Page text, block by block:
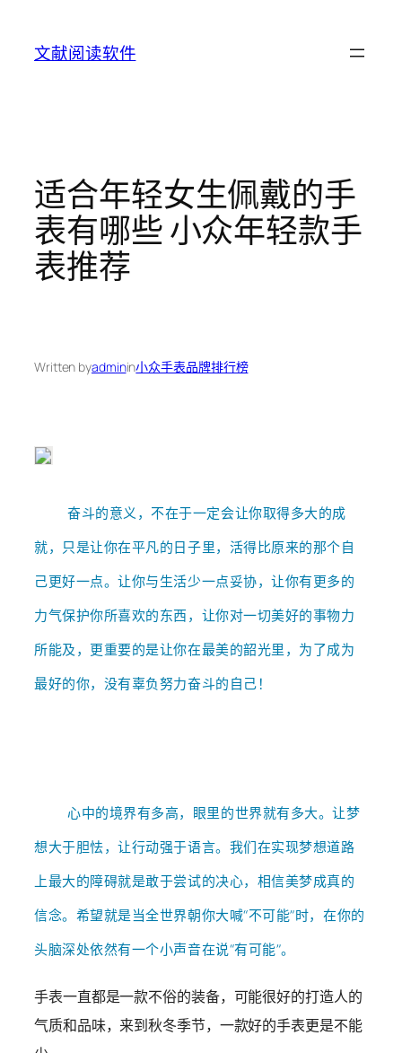
content
文献阅读软件
适合年轻女生佩戴的手
表有哪些 小众年轻款手
表推荐
Written byadminin小众手表品牌排行榜
奋斗的意义，不在于一定会让你取得多大的成
就，只是让你在平凡的日子里，活得比原来的那个自
己更好一点。让你与生活少一点妥协，让你有更多的
力气保护你所喜欢的东西，让你对一切美好的事物力
所能及，更重要的是让你在最美的韶光里，为了成为
最好的你，没有辜负努力奋斗的自己！
心中的境界有多高，眼里的世界就有多大。让梦
想大于胆怯，让行动强于语言。 我们在实现梦想道路
上最大的障碍就是敢于尝试的决心，相信美梦成真的
信念。 希望就是当全世界朝你大喊“不可能”时，在你的
头脑深处依然有一个小声音在说“有可能”。
手表一直都是一款不俗的装备，可能很好的打造人的
气质和品味，来到秋冬季节，一款好的手表更是不能